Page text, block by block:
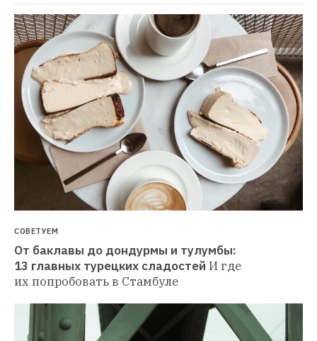
СОВЕТУЕМ
От баклавы до дондурмы и тулумбы:
13 главных турецких сладостей И где
их попробовать в Стамбуле